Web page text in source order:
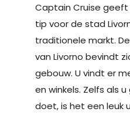
Captain Cruise
tip voor de stad
traditionele markt.
van Livorno bevindt
gebouw. U vindt er
en winkels. Zelfs als
doet, is het een leuk